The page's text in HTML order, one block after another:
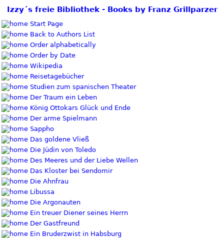
Izzy´s freie Bibliothek - Books by Franz Grillparzer
Start Page
Back to Authors List
Order alphabetically
Order by Date
Wikipedia
Reisetagebücher
Studien zum spanischen Theater
Der Traum ein Leben
König Ottokars Glück und Ende
Der arme Spielmann
Sappho
Das goldene Vließ
Die Jüdin von Toledo
Des Meeres und der Liebe Wellen
Das Kloster bei Sendomir
Die Ahnfrau
Libussa
Die Argonauten
Ein treuer Diener seines Herrn
Der Gastfreund
Ein Bruderzwist in Habsburg